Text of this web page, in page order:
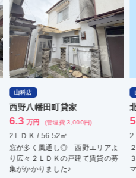
よ
募
山科店
北花山市田町貸家
5.7 万円 (管理費 -)
2ＬＤＫ / 44.85㎡
２ＬＤＫでこの家賃！ もちろん
３セパ！ 敷金不要です！ アパ
マンショップまでお気軽に♪